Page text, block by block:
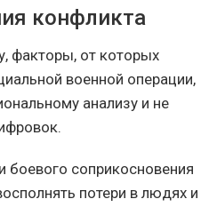
конфликта
факторы, от которых
военной операции,
анализу и не
боевого соприкосновения
потери в людях и